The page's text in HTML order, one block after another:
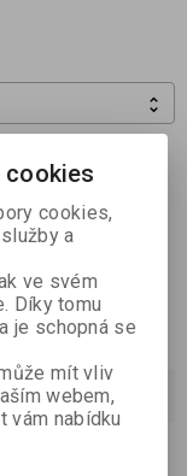
cookies
cookies,
a
ve svém
Díky tomu
je schopná se
mít vliv
webem,
vám nabídku